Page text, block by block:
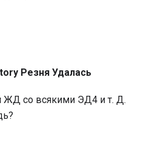
Резня Удалась
ЖД со всякими ЭД4 и т. Д.